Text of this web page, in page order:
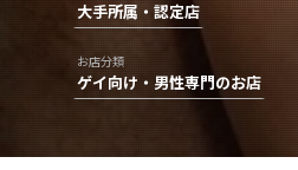
大手所属・認定店
ゲイ向け・男性専門のお店